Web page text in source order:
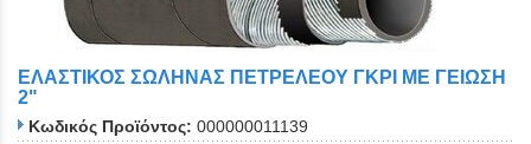
ΕΛΑΣΤΙΚΟΣ ΣΩΛΗΝΑΣ ΠΕΤΡΕΛΕΟΥ ΓΚΡΙ ΜΕ ΓΕΙΩΣΗ
2"
Κωδικός Προϊόντος: 000000011139